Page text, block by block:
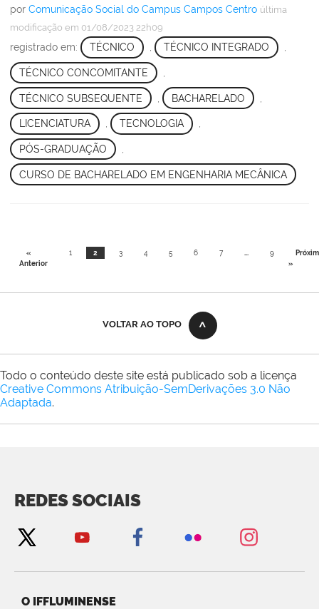
por Comunicação Social do Campus Campos Centro última
modificação em 01/08/2023 22h09
registrado em: TÉCNICO TÉCNICO INTEGRADO
TÉCNICO CONCOMITANTE
TÉCNICO SUBSEQUENTE BACHARELADO
LICENCIATURA , TECNOLOGIA ,
PÓS-GRADUAÇÃO
CURSO DE BACHARELADO EM ENGENHARIA MECÂNICA
«
Anterior
1 2 3 4 5 6 7 ... 9
»
VOLTAR AO TOPO
Todo o conteúdo deste site está publicado sob a licença
Creative Commons Atribuição-SemDerivações 3.0 Não
Adaptada.
REDES SOCIAIS
O IFFLUMINENSE